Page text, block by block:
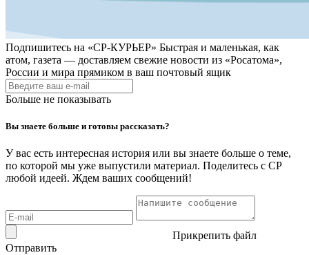
Подпишитесь на «СР-КУРЬЕР» Быстрая и маленькая, как
атом, газета — доставляем свежие новости из «Росатома»,
России и мира прямиком в ваш почтовый ящик
Больше не показывать
Вы знаете больше и готовы рассказать?
У вас есть интересная история или вы знаете больше о теме,
по которой мы уже выпустили материал. Поделитесь с СР
любой идеей. Ждем ваших сообщений!
Прикрепить файл
Отправить